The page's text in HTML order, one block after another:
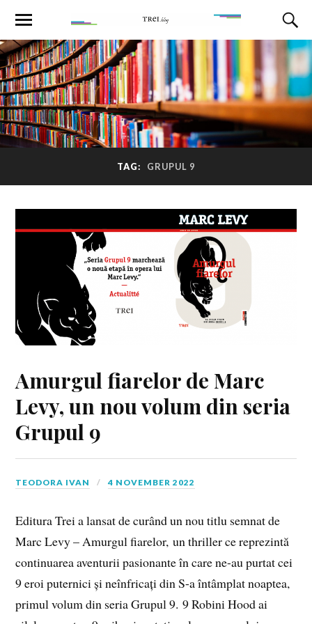
TAG: GRUPUL 9
Amurgul fiarelor de Marc
Levy, un nou volum din seria
Grupul 9
TEODORA IVAN 4 NOVEMBER 2022
Editura Trei a lansat de curând un nou titlu semnat de
Marc Levy – Amurgul fiarelor, un thriller ce reprezintă
continuarea aventurii pasionante în care ne-au purtat cei
9 eroi puternici și neînfricați din S-a întâmplat noaptea,
primul volum din seria Grupul 9. 9 Robini Hood ai